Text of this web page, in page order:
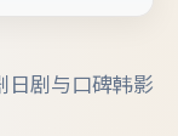
日剧与口碑韩影